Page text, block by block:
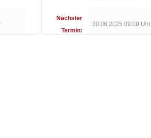
Nächster
Termin:
30.06.2025 09:00 Uhr